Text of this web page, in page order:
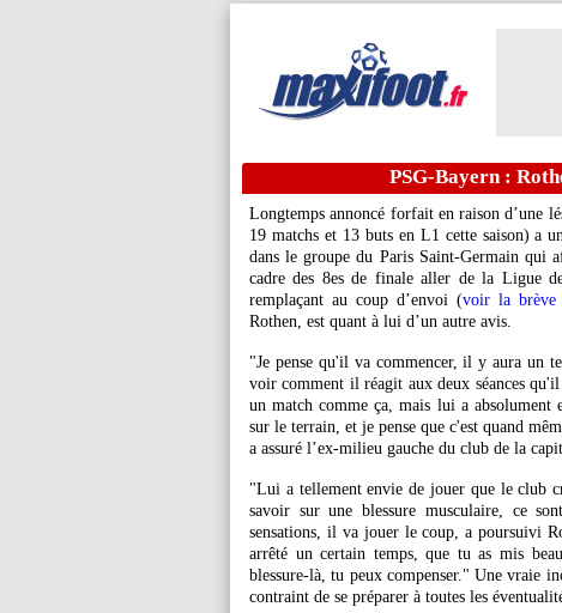
PSG-Bayern :
Longtemps annoncé forfait en raison d’une
19 matchs et 13 buts en L1 cette saison) a
dans le groupe du Paris Saint-Germain qui
cadre des 8es de finale aller de la Ligue
remplaçant au coup d’envoi (voir la brève
Rothen, est quant à lui d’un autre avis.
"Je pense qu'il va commencer, il y aura un
voir comment il réagit aux deux séances
un match comme ça, mais lui a
sur le terrain, et je pense que c'est quand
a assuré l’ex-milieu gauche du club de la
"Lui a tellement envie de jouer que le club
savoir sur une blessure musculaire, ce
sensations, il va jouer le coup, a poursuivi
arrêté un certain temps, que tu as mis
blessure-là, tu peux compenser." Une vraie
contraint de se préparer à toutes les